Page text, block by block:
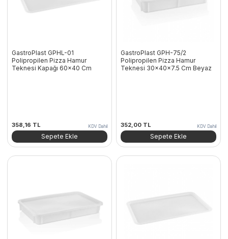
GastroPlast GPHL-01
Polipropilen Pizza Hamur
Teknesi Kapağı 60×40 Cm
358,16 TL KDV Dahil
Sepete Ekle
GastroPlast GPH-75/2
Polipropilen Pizza Hamur
Teknesi 30x40x7.5 Cm Beyaz
352,00 TL KDV Dahil
Sepete Ekle